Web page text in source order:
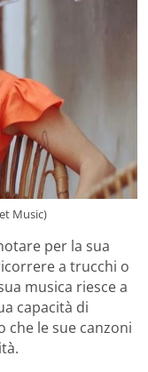
Music)
per la sua
a trucchi o
musica riesce a
capacità di
che le sue canzoni